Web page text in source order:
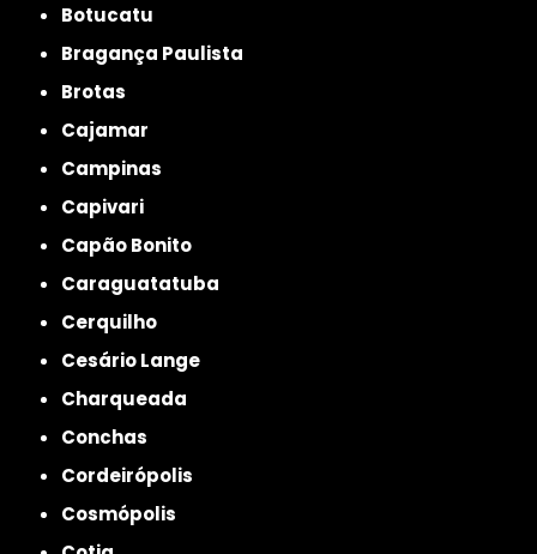
Botucatu
Bragança Paulista
Brotas
Cajamar
Campinas
Capivari
Capão Bonito
Caraguatatuba
Cerquilho
Cesário Lange
Charqueada
Conchas
Cordeirópolis
Cosmópolis